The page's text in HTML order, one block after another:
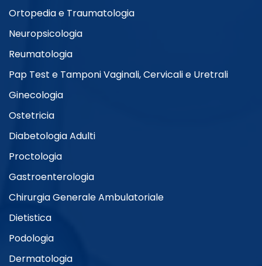
Ortopedia e Traumatologia
Neuropsicologia
Reumatologia
Pap Test e Tamponi Vaginali, Cervicali e Uretrali
Ginecologia
Ostetricia
Diabetologia Adulti
Proctologia
Gastroenterologia
Chirurgia Generale Ambulatoriale
Dietistica
Podologia
Dermatologia